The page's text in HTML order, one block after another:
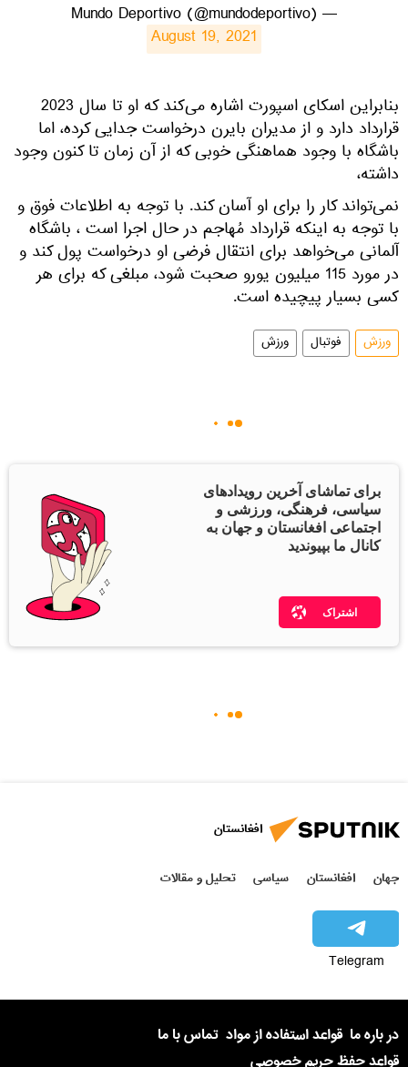
— Mundo Deportivo (@mundodeportivo)
August 19, 2021
بنابراین اسکای اسپورت اشاره می‌کند که او تا سال 2023
قرارداد دارد و از مدیران بایرن درخواست جدایی کرده، اما
باشگاه با وجود هماهنگی خوبی که از آن زمان تا کنون وجود
داشته،
نمی‌تواند کار را برای او آسان کند. با توجه به اطلاعات فوق و
با توجه به اینکه قرارداد مُهاجم در حال اجرا است ، باشگاه
آلمانی می‌خواهد برای انتقال فرضی او درخواست پول کند و
در مورد 115 میلیون یورو صحبت شود، مبلغی که برای هر
کسی بسیار پیچیده است.
ورزش فوتبال ورزش
برای تماشای آخرین رویدادهای
سیاسی، فرهنگی، ورزشی و
اجتماعی افغانستان و جهان به
کانال ما بپیوندید
اشتراک
افغانستان
جهان افغانستان سیاسی تحلیل و مقالات
Telegram
در باره ما قواعد استفاده از مواد تماس با ما
قواعد حفظ حریم خصوصی